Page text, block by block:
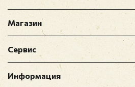
Магазин
Сервис
Информация